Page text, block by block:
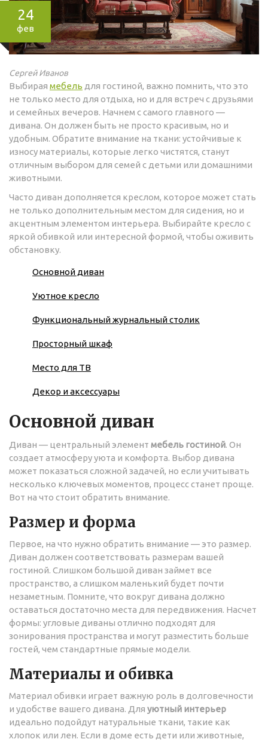
24
фев
Сергей Иванов
Выбирая мебель для гостиной, важно помнить, что это
не только место для отдыха, но и для встреч с друзьями
и семейных вечеров. Начнем с самого главного —
дивана. Он должен быть не просто красивым, но и
удобным. Обратите внимание на ткани: устойчивые к
износу материалы, которые легко чистятся, станут
отличным выбором для семей с детьми или домашними
животными.
Часто диван дополняется креслом, которое может стать
не только дополнительным местом для сидения, но и
акцентным элементом интерьера. Выбирайте кресло с
яркой обивкой или интересной формой, чтобы оживить
обстановку.
Основной диван
Уютное кресло
Функциональный журнальный столик
Просторный шкаф
Место для ТВ
Декор и аксессуары
Основной диван
Диван — центральный элемент мебель гостиной. Он
создает атмосферу уюта и комфорта. Выбор дивана
может показаться сложной задачей, но если учитывать
несколько ключевых моментов, процесс станет проще.
Вот на что стоит обратить внимание.
Размер и форма
Первое, на что нужно обратить внимание — это размер.
Диван должен соответствовать размерам вашей
гостиной. Слишком большой диван займет все
пространство, а слишком маленький будет почти
незаметным. Помните, что вокруг дивана должно
оставаться достаточно места для передвижения. Насчет
формы: угловые диваны отлично подходят для
зонирования пространства и могут разместить больше
гостей, чем стандартные прямые модели.
Материалы и обивка
Материал обивки играет важную роль в долговечности
и удобстве вашего дивана. Для уютный интерьер
идеально подойдут натуральные ткани, такие как
хлопок или лен. Если в доме есть дети или животные,